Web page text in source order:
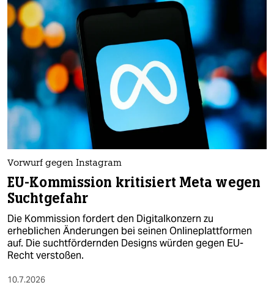
Vorwurf gegen Instagram
EU-Kommission kritisiert Meta wegen
Suchtgefahr
Die Kommission fordert den Digitalkonzern zu
erheblichen Änderungen bei seinen Onlineplattformen
auf. Die suchtfördernden Designs würden gegen EU-
Recht verstoßen.
10.7.2026